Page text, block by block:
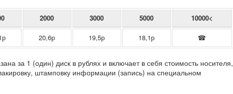
2000 3000 5000 10000<
20,6р 19,5р 18,1р ☎
за 1 (один) диск в рублях и включает в себя стоимость носителя,
штамповку информации (запись) на специальном